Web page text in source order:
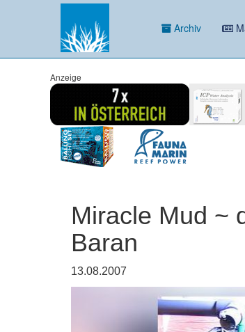
Archiv
Anzeige
Miracle Mud ~
Baran
13.08.2007